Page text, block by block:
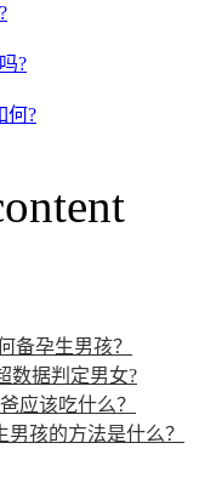
?
何?
备孕生男孩？
数据判定男女?
应该吃什么？
孩的方法是什么？